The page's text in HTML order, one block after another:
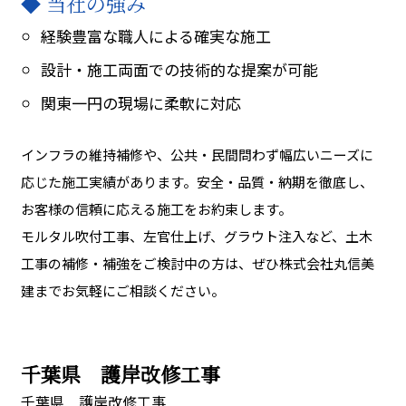
◆ 当社の強み
経験豊富な職人による確実な施工
設計・施工両面での技術的な提案が可能
関東一円の現場に柔軟に対応
インフラの維持補修や、公共・民間問わず幅広いニーズに
応じた施工実績があります。安全・品質・納期を徹底し、
お客様の信頼に応える施工をお約束します。
モルタル吹付工事、左官仕上げ、グラウト注入など、土木
工事の補修・補強をご検討中の方は、ぜひ株式会社丸信美
建までお気軽にご相談ください。
千葉県 護岸改修工事
千葉県 護岸改修工事